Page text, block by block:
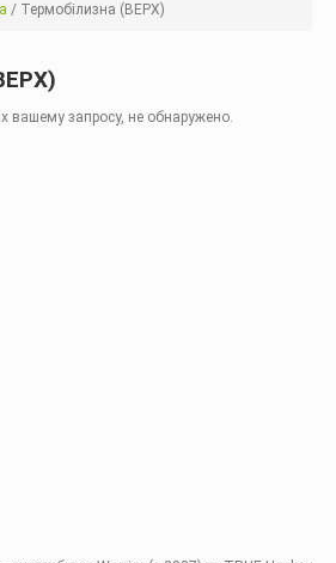
/ Термобілизна (ВЕРХ)
вашему запросу, не обнаружено.